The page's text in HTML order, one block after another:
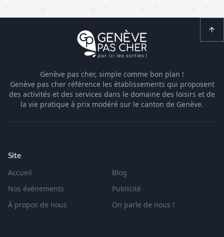
Genève pas cher, simple comme bon plan !
Genève pas cher référence les établissements qui proposent
des activités et des services dans le domaine des loisirs et de
la vie pratique à prix modéré sur le canton de Genève.
Site
Accueil
Blog
Nos événements
Publicité
À propos de nous
On parle de nous !